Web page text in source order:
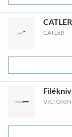
CATLER